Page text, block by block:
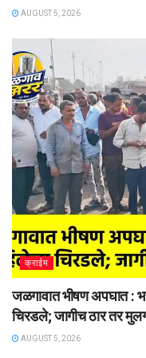
AUGUST 5, 2026
क्राईम
जळगावात भीषण अपघात :
चिरडले; जागीच ठार तर
AUGUST 5, 2026